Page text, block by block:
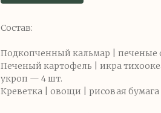
Состав:
Подкопченный кальмар |
Печеный картофель | икра
укроп — 4 шт.
Креветка | овощи | рисовая